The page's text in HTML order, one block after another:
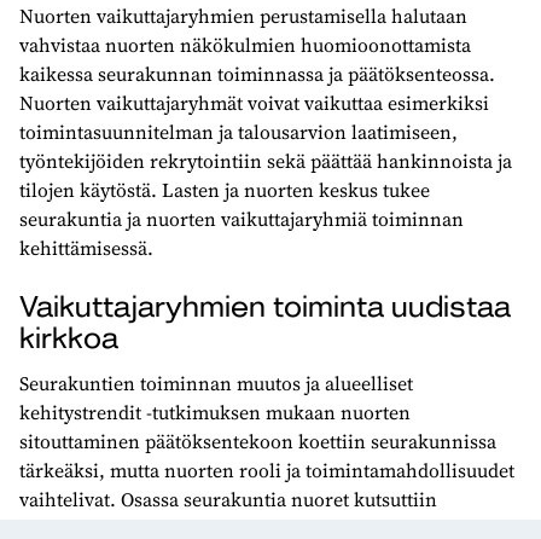
Nuorten vaikuttajaryhmien perustamisella halutaan
vahvistaa nuorten näkökulmien huomioonottamista
kaikessa seurakunnan toiminnassa ja päätöksenteossa.
Nuorten vaikuttajaryhmät voivat vaikuttaa esimerkiksi
toimintasuunnitelman ja talousarvion laatimiseen,
työntekijöiden rekrytointiin sekä päättää hankinnoista ja
tilojen käytöstä. Lasten ja nuorten keskus tukee
seurakuntia ja nuorten vaikuttajaryhmiä toiminnan
kehittämisessä.
Vaikuttajaryhmien toiminta uudistaa
kirkkoa
Seurakuntien toiminnan muutos ja alueelliset
kehitystrendit -tutkimuksen mukaan nuorten
sitouttaminen päätöksentekoon koettiin seurakunnissa
tärkeäksi, mutta nuorten rooli ja toimintamahdollisuudet
vaihtelivat. Osassa seurakuntia nuoret kutsuttiin